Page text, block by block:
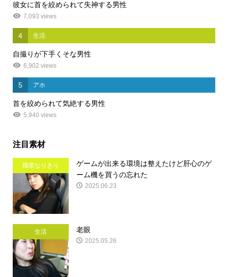
彼女に首を絞められて失神する男性
7,093 views
4 生活
自撮りが下手くそな男性
6,902 views
5 アホ
首を絞められて気絶する男性
5,940 views
注目素材
職業なりきり
ゲームが出来る環境は整えたけど肝心のゲ
ーム機を買うの忘れた
2025.06.23
生活 老眼
2025.05.26